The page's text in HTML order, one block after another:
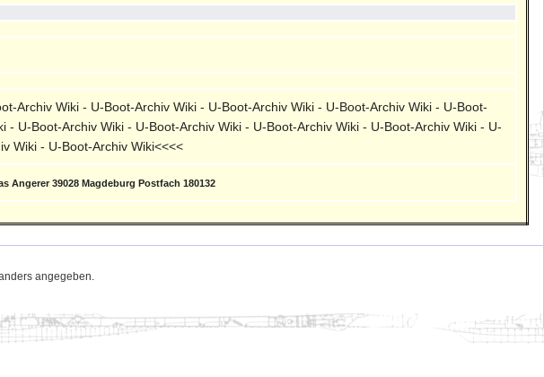
Archiv Wiki - U-Boot-Archiv Wiki - U-Boot-Archiv Wiki - U-Boot-Archiv Wiki - U-Boot-
U-Boot-Archiv Wiki - U-Boot-Archiv Wiki - U-Boot-Archiv Wiki - U-Boot-Archiv Wiki - U-
Wiki - U-Boot-Archiv Wiki<<<<
Angerer 39028 Magdeburg Postfach 180132
angegeben.